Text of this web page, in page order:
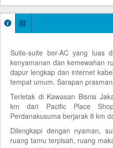
Suite-suite ber-AC yang luas
kenyamanan dan kemewahan
dapur lengkap dan internet
tempat umum. Sarapan
Terletak di Kawasan Bisnis
km dari Pacific Place
Perdanakusuma berjarak 8 km
Dilengkapi dengan nyaman,
ruang tamu terpisah, ruang